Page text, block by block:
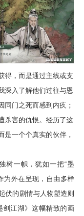
得，而是通过主线或支
深入了解他们过往与恩
同门之死而感到内疚；
杀害的仇恨。经历了这
是一个个真实的伙伴，
树一帜，犹如一把“墨
为外在呈现，自由多样
伏的剧情与人物塑造则
剑江湖》这幅精致的画